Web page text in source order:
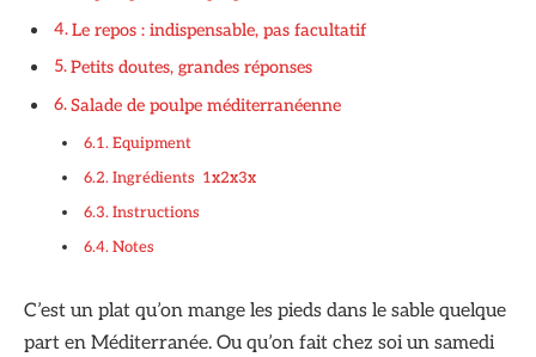
Le repos : indispensable, pas facultatif
Petits doutes, grandes réponses
Salade de poulpe méditerranéenne
Equipment
Ingrédients 1x2x3x
Instructions
Notes
C’est un plat qu’on mange les pieds dans le sable quelque
part en Méditerranée. Ou qu’on fait chez soi un samedi